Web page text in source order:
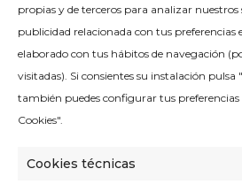
propias y de terceros para analizar
publicidad relacionada con tus preferencias
elaborado con tus hábitos de navegación
visitadas). Si consientes su instalación pulsa
también puedes configurar tus
Cookies".
Cookies técnicas
someterse a
garantizar su
seguridad.